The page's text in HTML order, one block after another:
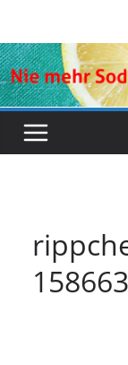
springen